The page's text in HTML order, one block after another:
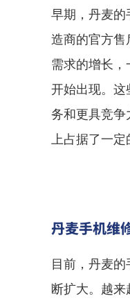
早期，丹麦的
造商的官方售
需求的增长
开始出现。这
务和更具竞争
上占据了一定
丹麦手机维
目前，丹麦
断扩大。越